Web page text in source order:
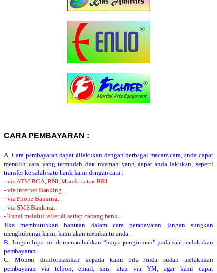
CARA PEMBAYARAN :
A. Cara pembayaran dapat dilakukan dengan berbagai macam cara, anda dapat
memilih cara yang termudah dan nyaman yang dapat anda lakukan, seperti
transfer ke salah satu bank kami dengan cara :
- via ATM BCA, BNI, Mandiri atau BRI.
- via Internet Banking.
- via Phone Banking.
- via SMS Banking.
- Tunai melalui teller di setiap cabang bank.
Jika membutuhkan bantuan dalam cara pembayaran jangan sungkan
menghubungi kami, kami akan membantu anda.
B. Jangan lupa untuk menambahkan “biaya pengiriman” pada saat melakukan
pembayaran.
C. Mohon diinformasikan kepada kami bila Anda sudah melakukan
pembayaran via telpon, email, sms, atau via YM, agar kami dapat